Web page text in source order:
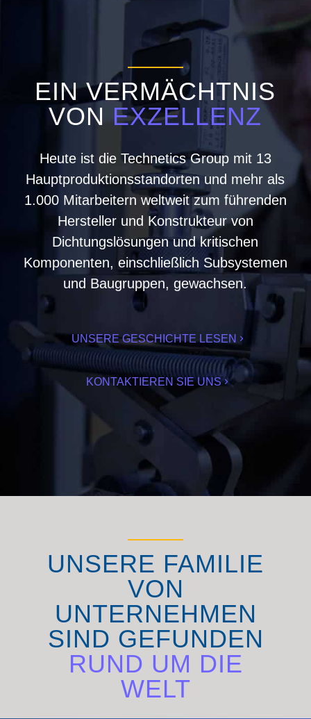
EIN VERMÄCHTNIS
VONEXZELLENZ
Heute ist die Technetics Group mit 13
Hauptproduktionsstandorten und mehr als
1.000 Mitarbeitern weltweit zum führenden
Hersteller und Konstrukteur von
Dichtungslösungen und kritischen
Komponenten, einschließlich Subsystemen
und Baugruppen, gewachsen.
UNSERE GESCHICHTE LESEN
KONTAKTIEREN SIE UNS
UNSERE FAMILIE
VON
UNTERNEHMEN
SIND GEFUNDEN
RUND UM DIE
WELT